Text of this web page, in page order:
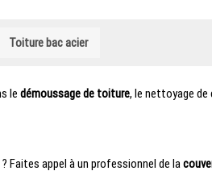
Toiture bac acier
le démoussage de toiture, le nettoyage de
Faites appel à un professionnel de la